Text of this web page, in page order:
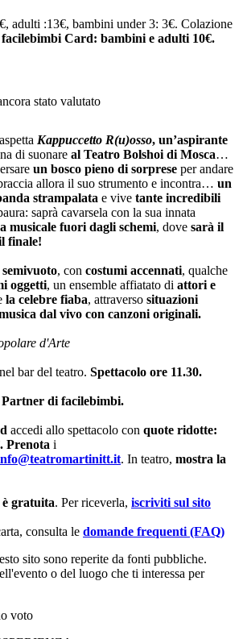
adulti :13€, bambini under 3: 3€. Colazione
Card: bambini e adulti 10€.
stato valutato
Kappuccetto R(u)osso, un’aspirante
di suonare al Teatro Bolshoi di Mosca…
un bosco pieno di sorprese per andare
allora il suo strumento e incontra… un
strampalata e vive tante incredibili
saprà cavarsela con la sua innata
musicale fuori dagli schemi, dove sarà il
finale!
, con costumi accennati, qualche
oggetti, un ensemble affiatato di attori e
la celebre fiaba, attraverso situazioni
dal vivo con canzoni originali.
d'Arte
nel bar del teatro. Spettacolo ore 11.30.
di facilebimbi.
accedi allo spettacolo con quote ridotte:
Prenota i
. In teatro, mostra la
gratuita. Per riceverla, iscriviti sul sito
consulta le domande frequenti (FAQ)
sito sono reperite da fonti pubbliche.
o del luogo che ti interessa per
voto